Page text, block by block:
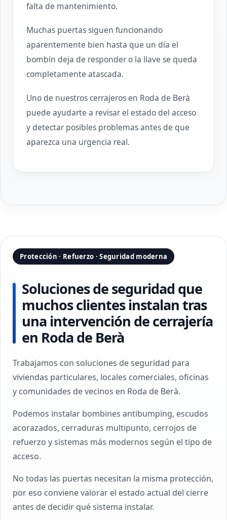
falta de mantenimiento.
Muchas puertas siguen funcionando
aparentemente bien hasta que un día el
bombín deja de responder o la llave se queda
completamente atascada.
Uno de nuestros cerrajeros en Roda de Berà
puede ayudarte a revisar el estado del acceso
y detectar posibles problemas antes de que
aparezca una urgencia real.
Protección · Refuerzo · Seguridad moderna
Soluciones de seguridad que
muchos clientes instalan tras
una intervención de cerrajería
en Roda de Berà
Trabajamos con soluciones de seguridad para
viviendas particulares, locales comerciales, oficinas
y comunidades de vecinos en Roda de Berà.
Podemos instalar bombines antibumping, escudos
acorazados, cerraduras multipunto, cerrojos de
refuerzo y sistemas más modernos según el tipo de
acceso.
No todas las puertas necesitan la misma protección,
por eso conviene valorar el estado actual del cierre
antes de decidir qué sistema instalar.